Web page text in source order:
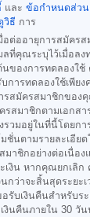
และ ข้อกำหนดส่ว
วิธี การ
อต่ออายุการสมัคร
ลที่คุณระบุไว้เมื่อล
นของการทดลองใ
การทดลองใช้เพีย
รสมัครสมาชิกของ
ครสมาชิกตามเอก
รวมอยู่ในที่นี้โดยก
ชั่นตามรายละเอีย
าชิกอย่างต่อเนื่อง
เงิน หากคุณยกเลิก
ว่าจะสิ้นสุดระยะเ
รับเงินคืนสำหรับร
งินคืนภายใน 30 วั